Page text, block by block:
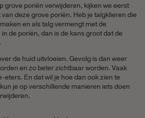
grove poriën verwijderen, kijken we eerst
deze grove poriën. Heb je talgklieren die
en als talg vermengt met de
de poriën, dan is de kans groot dat de
de huid uitvloeien. Gevolg is dan weer
en zo beter zichtbaar worden. Vaak
eters. En dat wil je hoe dan ook zien te
je op verschillende manieren iets doen